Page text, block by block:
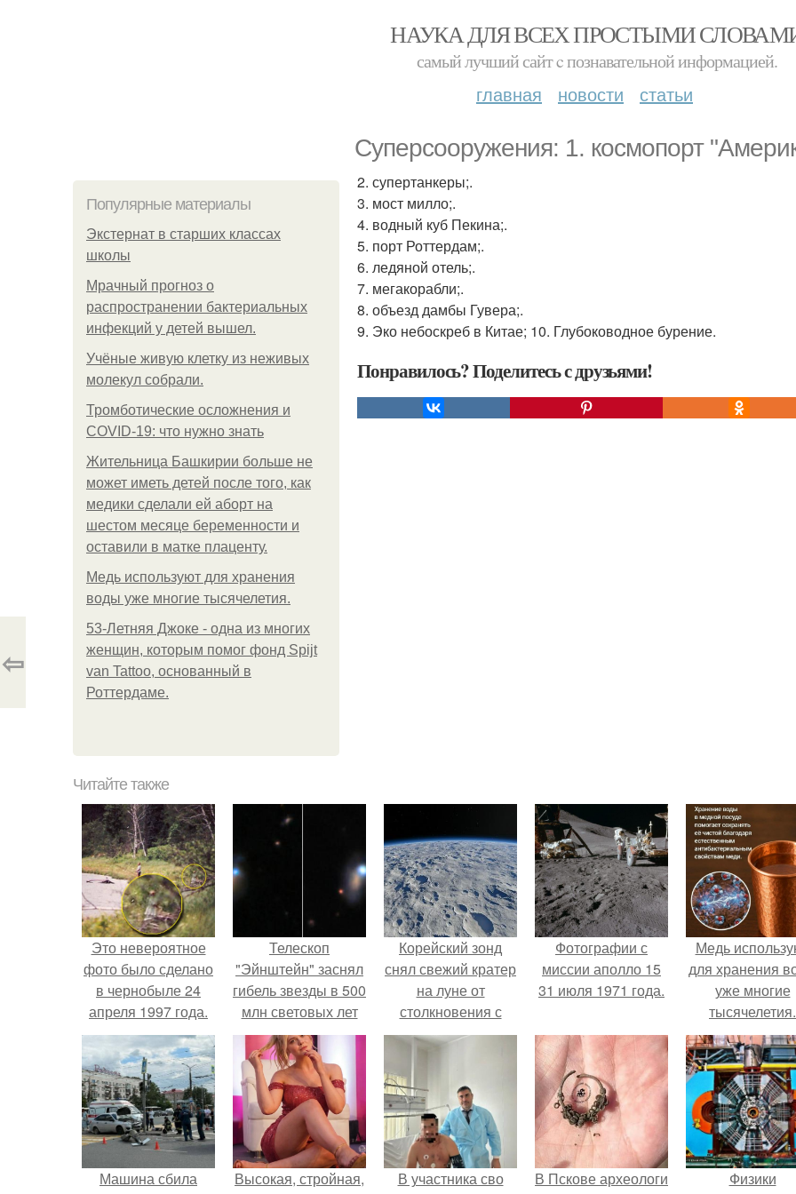
НАУКА ДЛЯ ВСЕХ ПРОСТЫМИ
самый лучший сайт c познавательной информацией.
главная новости статьи
Суперсооружения: 1. космопорт
Популярные материалы
Экстернат в старших классах
школы
Мрачный прогноз о
распространении бактериальных
инфекций у детей вышел.
Учёные живую клетку из неживых
молекул собрали.
Тромботические осложнения и
COVID-19: что нужно знать
Жительница Башкирии больше не
может иметь детей после того, как
медики сделали ей аборт на
шестом месяце беременности и
оставили в матке плаценту.
Медь используют для хранения
воды уже многие тысячелетия.
53-Летняя Джоке - одна из многих
женщин, которым помог фонд Spijt
van Tattoo, основанный в
Роттердаме.
2. супертанкеры;.
3. мост милло;.
4. водный куб Пекина;.
5. порт Роттердам;.
6. ледяной отель;.
7. мегакорабли;.
8. объезд дамбы Гувера;.
9. Эко небоскреб в Китае; 10. Глубоководное бурение.
Понравилось? Поделитесь с друзьями!
⇦
Читайте также
Это невероятное
фото было сделано
в чернобыле 24
апреля 1997 года.
Телескоп
"Эйнштейн" заснял
гибель звезды в 500
млн световых лет
от земли.
Корейский зонд
снял свежий кратер
на луне от
столкновения с
обломком Falcon 9.
Фотографии с
миссии аполло 15
31 июля 1971 года.
Медь
для хранения
уже многие
тысячелетия.
Машина сбила
Высокая, стройная,
В участника сво
В Пскове археологи
Физики